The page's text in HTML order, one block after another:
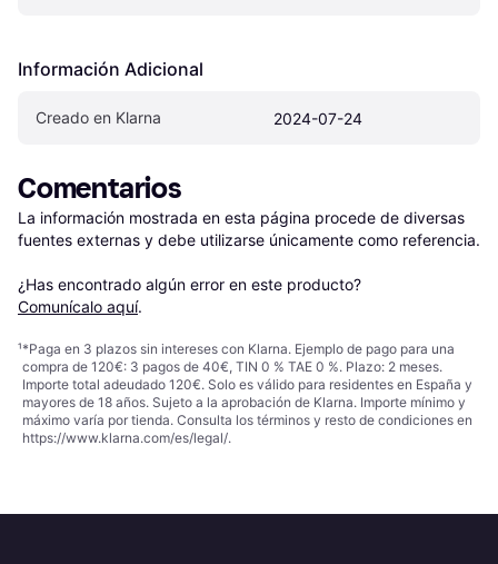
Información Adicional
Creado en Klarna 2024-07-24
Comentarios
La información mostrada en esta página procede de diversas
fuentes externas y debe utilizarse únicamente como referencia.
¿Has encontrado algún error en este producto?
Comunícalo aquí.
¹*Paga en 3 plazos sin intereses con Klarna. Ejemplo de pago para una
compra de 120€: 3 pagos de 40€, TIN 0 % TAE 0 %. Plazo: 2 meses.
Importe total adeudado 120€. Solo es válido para residentes en España y
mayores de 18 años. Sujeto a la aprobación de Klarna. Importe mínimo y
máximo varía por tienda. Consulta los términos y resto de condiciones en
https://www.klarna.com/es/legal/.